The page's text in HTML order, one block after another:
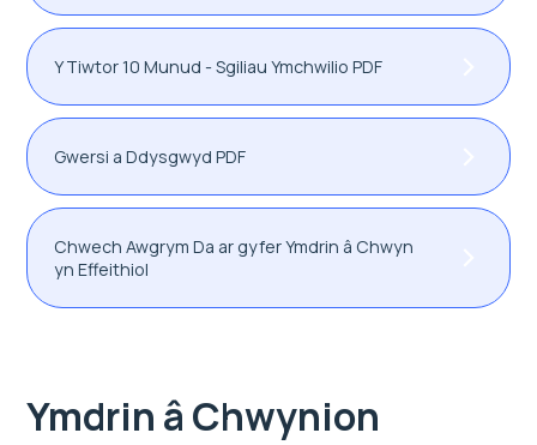
Y Tiwtor 10 Munud - Sgiliau Ymchwilio PDF
Gwersi a Ddysgwyd PDF
Chwech Awgrym Da ar gyfer Ymdrin â Chwyn
yn Effeithiol
Ymdrin â Chwynion